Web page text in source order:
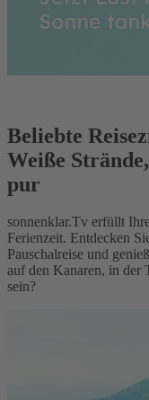
Beliebte
Weiße
pur
sonnenklar.Tv erfüllt
Ferienzeit. Entdecken
Pauschalreise und
auf den Kanaren, in der
sein?